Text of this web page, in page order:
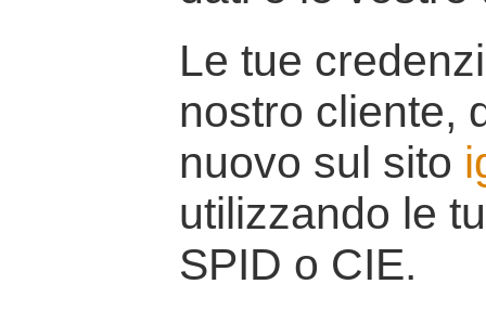
Le tue
nostro cliente,
nuovo sul sito
utilizzando le
SPID o CIE.